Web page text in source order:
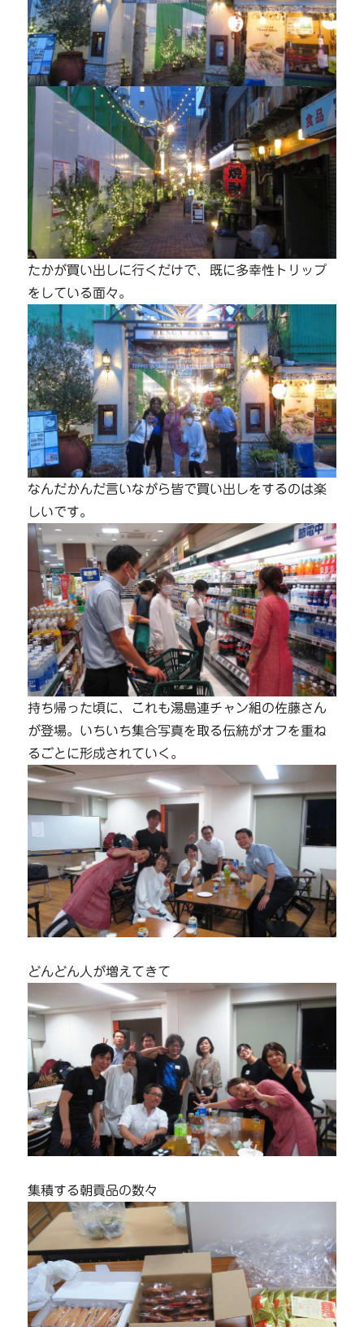
たかが買い出しに行くだけで、既に多幸性トリップ
をしている面々。
なんだかんだ言いながら皆で買い出しをするのは楽
しいです。
持ち帰った頃に、これも湯島連チャン組の佐藤さん
が登場。いちいち集合写真を取る伝統がオフを重ね
るごとに形成されていく。
どんどん人が増えてきて
集積する朝貢品の数々